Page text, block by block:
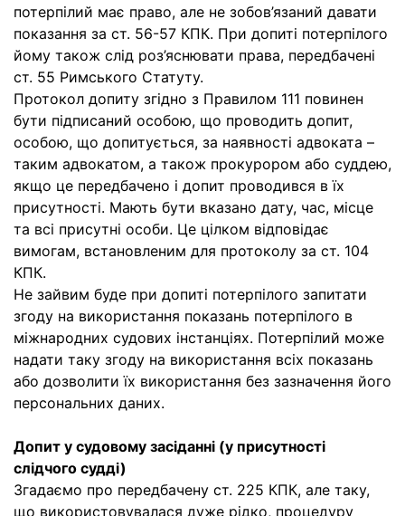
потерпілий має право, але не зобов’язаний давати
показання за ст. 56-57 КПК. При допиті потерпілого
йому також слід роз’яснювати права, передбачені
ст. 55 Римського Статуту.
Протокол допиту згідно з Правилом 111 повинен
бути підписаний особою, що проводить допит,
особою, що допитується, за наявності адвоката –
таким адвокатом, а також прокурором або суддею,
якщо це передбачено і допит проводився в їх
присутності. Мають бути вказано дату, час, місце
та всі присутні особи. Це цілком відповідає
вимогам, встановленим для протоколу за ст. 104
КПК.
Не зайвим буде при допиті потерпілого запитати
згоду на використання показань потерпілого в
міжнародних судових інстанціях. Потерпілий може
надати таку згоду на використання всіх показань
або дозволити їх використання без зазначення його
персональних даних.
Допит у судовому засіданні (у присутності
слідчого судді)
Згадаємо про передбачену ст. 225 КПК, але таку,
що використовувалася дуже рідко, процедуру